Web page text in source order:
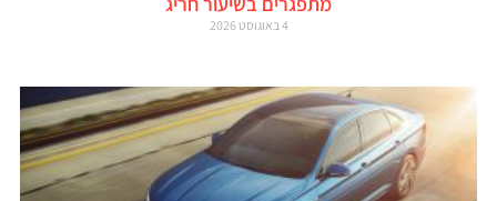
4 באוגוסט 2026